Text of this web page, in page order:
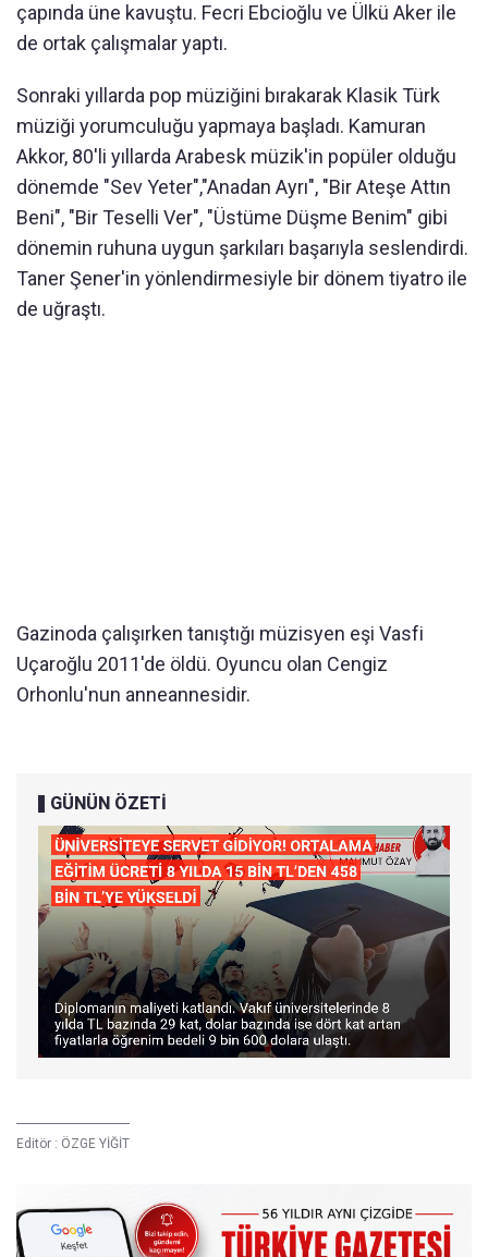
çapında üne kavuştu. Fecri Ebcioğlu ve Ülkü Aker ile
de ortak çalışmalar yaptı.
Sonraki yıllarda pop müziğini bırakarak Klasik Türk
müziği yorumculuğu yapmaya başladı. Kamuran
Akkor, 80'li yıllarda Arabesk müzik'in popüler olduğu
dönemde "Sev Yeter","Anadan Ayrı", "Bir Ateşe Attın
Beni", "Bir Teselli Ver", "Üstüme Düşme Benim" gibi
dönemin ruhuna uygun şarkıları başarıyla seslendirdi.
Taner Şener'in yönlendirmesiyle bir dönem tiyatro ile
de uğraştı.
Gazinoda çalışırken tanıştığı müzisyen eşi Vasfi
Uçaroğlu 2011'de öldü. Oyuncu olan Cengiz
Orhonlu'nun anneannesidir.
GÜNÜN ÖZETİ
Editör : ÖZGE YİĞİT